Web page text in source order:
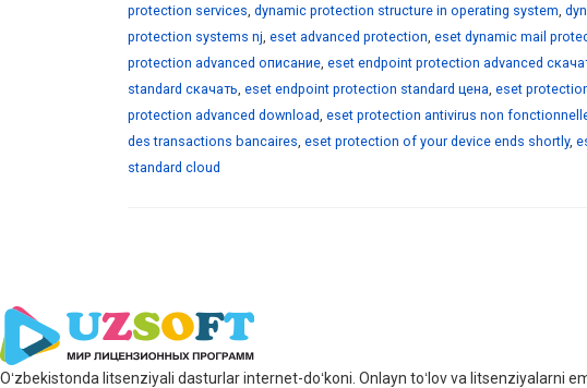
protection services dynamic protection structure in operating system
protection systems nj eset advanced protection eset dynamic mail
protection advanced описание eset endpoint protection advanced
standard скачать eset endpoint protection standard цена eset
protection advanced download eset protection antivirus non
des transactions bancaires eset protection of your device ends shortly,
standard cloud
Oʻzbekistonda litsenziyali dasturlar internet-doʻkoni. Onlayn toʻlov va litsenziyalarni